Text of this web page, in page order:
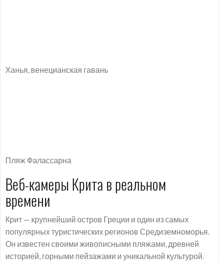
Ханья, венецианская гавань
Пляж Фалассарна
Веб-камеры Крита в реальном
времени
Крит — крупнейший остров Греции и один из самых
популярных туристических регионов Средиземноморья.
Он известен своими живописными пляжами, древней
историей, горными пейзажами и уникальной культурой.